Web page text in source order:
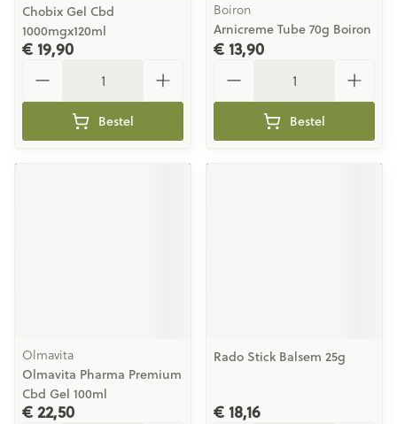
Chobix Gel Cbd
1000mgx120ml
€ 19,90
Bestel
Boiron
Arnicreme Tube 70g Boiron
€ 13,90
Bestel
Olmavita
Olmavita Pharma Premium
Cbd Gel 100ml
€ 22,50
Rado Stick Balsem 25g
€ 18,16